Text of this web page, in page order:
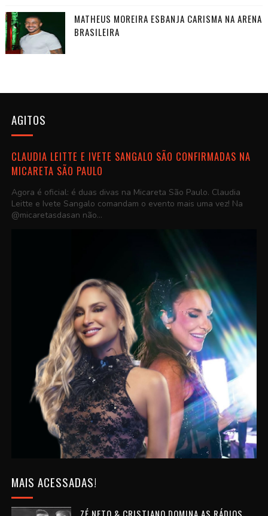
MATHEUS MOREIRA ESBANJA CARISMA NA ARENA
BRASILEIRA
AGITOS
CLAUDIA LEITTE E IVETE SANGALO SÃO CONFIRMADAS NA
MICARETA SÃO PAULO
Agora é oficial: é duas divas na Micareta São Paulo. Claudia
Leitte e Ivete Sangalo comandam o evento mais uma vez! Na
@micaretasdasan não...
MAIS ACESSADAS!